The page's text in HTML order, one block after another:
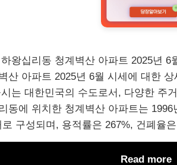
왕십리동 청계벽산 아파트 2025년
산 아파트 2025년 6월 시세에 대한
는 대한민국의 수도로서, 다양한 주
동에 위치한 청계벽산 아파트는
로 구성되며, 용적률은 267%, 건폐율
Read more